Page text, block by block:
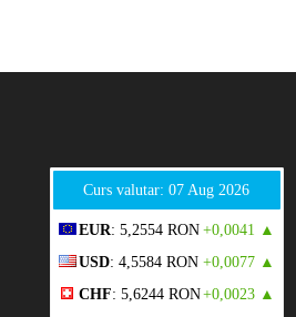
Curs valutar: 07 Aug 2026
EUR: 5,2554 RON +0,0041 ▲
USD: 4,5584 RON +0,0077 ▲
CHF: 5,6244 RON+0,0023 ▲